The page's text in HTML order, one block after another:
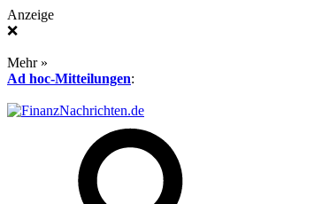
Anzeige
❌
Mehr »
Ad hoc-Mitteilungen: